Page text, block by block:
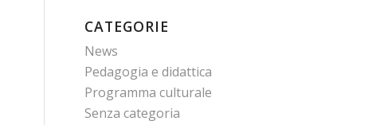
CATEGORIE
News
Pedagogia e didattica
Programma culturale
Senza categoria